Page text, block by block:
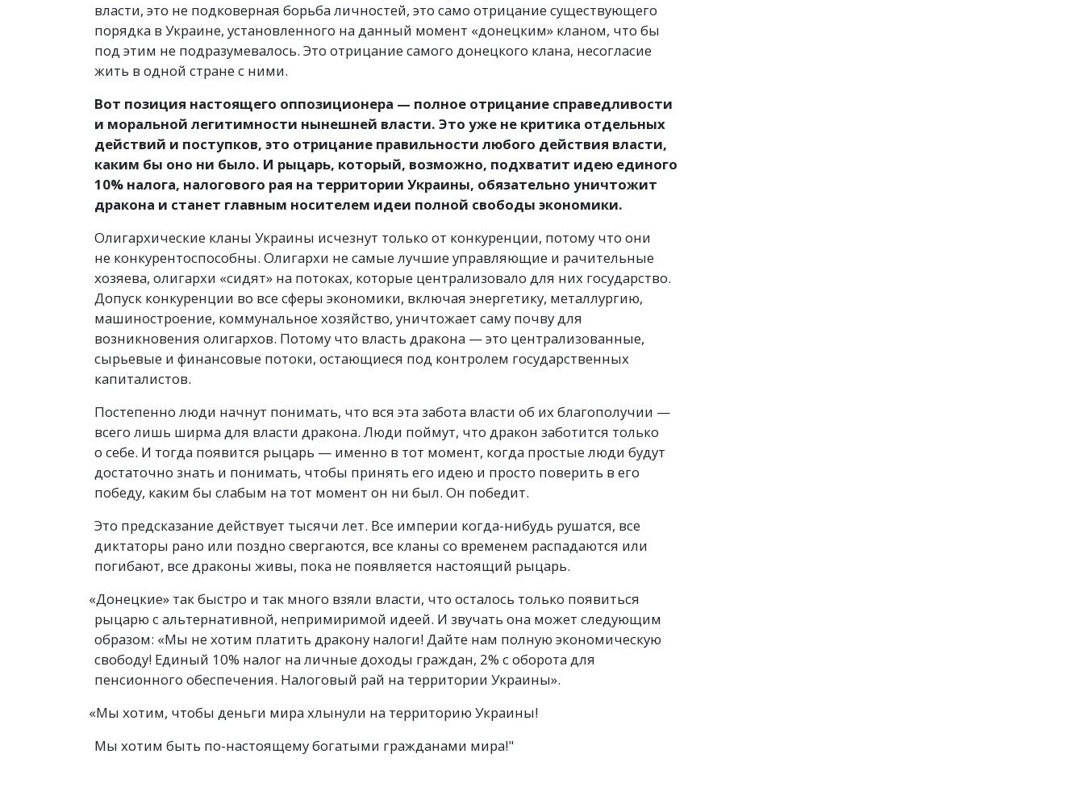
власти, это не подковерная борьба личностей, это само отрицание существующего
порядка в Украине, установленного на данный момент «донецким» кланом, что бы
под этим не подразумевалось. Это отрицание самого донецкого клана, несогласие
жить в одной стране с ними.
Вот позиция настоящего оппозиционера — полное отрицание справедливости
и моральной легитимности нынешней власти. Это уже не критика отдельных
действий и поступков, это отрицание правильности любого действия власти,
каким бы оно ни было. И рыцарь, который, возможно, подхватит идею единого
10% налога, налогового рая на территории Украины, обязательно уничтожит
дракона и станет главным носителем идеи полной свободы экономики.
Олигархические кланы Украины исчезнут только от конкуренции, потому что они
не конкурентоспособны. Олигархи не самые лучшие управляющие и рачительные
хозяева, олигархи «сидят» на потоках, которые централизовало для них государство.
Допуск конкуренции во все сферы экономики, включая энергетику, металлургию,
машиностроение, коммунальное хозяйство, уничтожает саму почву для
возникновения олигархов. Потому что власть дракона — это централизованные,
сырьевые и финансовые потоки, остающиеся под контролем государственных
капиталистов.
Постепенно люди начнут понимать, что вся эта забота власти об их благополучии —
всего лишь ширма для власти дракона. Люди поймут, что дракон заботится только
о себе. И тогда появится рыцарь — именно в тот момент, когда простые люди будут
достаточно знать и понимать, чтобы принять его идею и просто поверить в его
победу, каким бы слабым на тот момент он ни был. Он победит.
Это предсказание действует тысячи лет. Все империи когда-нибудь рушатся, все
диктаторы рано или поздно свергаются, все кланы со временем распадаются или
погибают, все драконы живы, пока не появляется настоящий рыцарь.
«Донецкие» так быстро и так много взяли власти, что осталось только появиться
рыцарю с альтернативной, непримиримой идеей. И звучать она может следующим
образом: «Мы не хотим платить дракону налоги! Дайте нам полную экономическую
свободу! Единый 10% налог на личные доходы граждан, 2% с оборота для
пенсионного обеспечения. Налоговый рай на территории Украины».
«Мы хотим, чтобы деньги мира хлынули на территорию Украины!
Мы хотим быть по-настоящему богатыми гражданами мира!"